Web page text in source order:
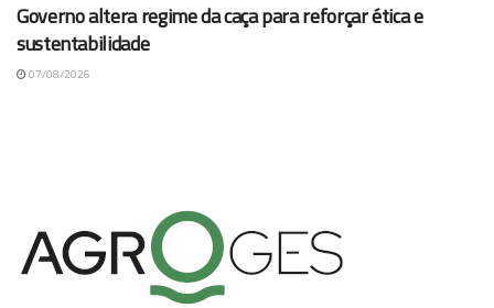
Governo altera regime da caça para reforçar ética e
sustentabilidade
07/08/2026